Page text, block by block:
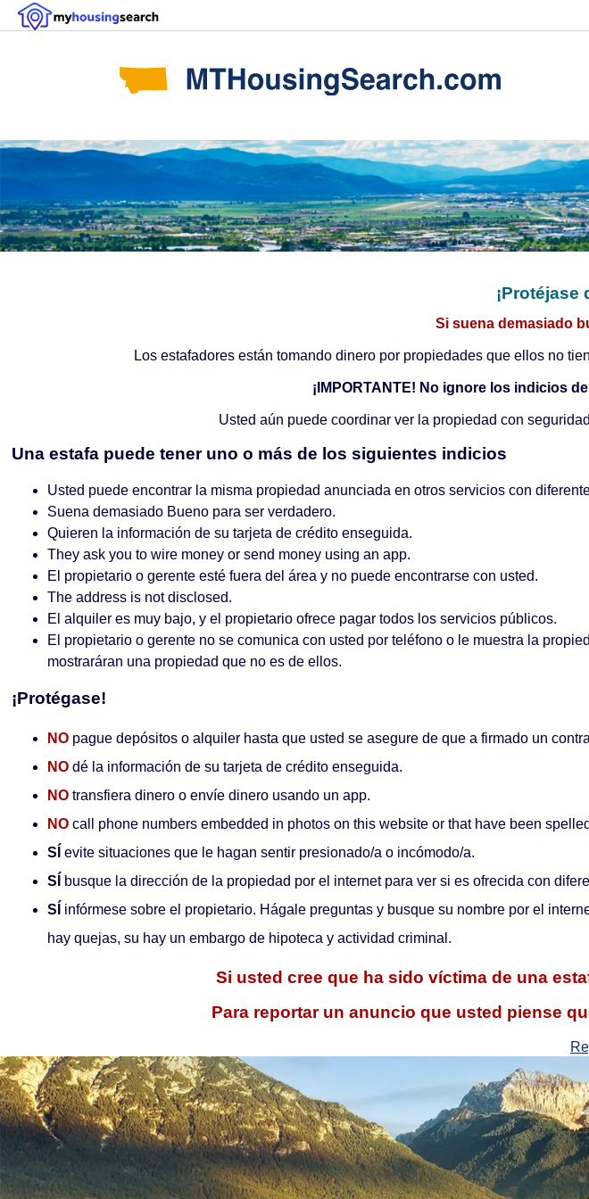
¡Protéjase
Si suena demasiado
Los estafadores están tomando dinero por propiedades que ellos no
¡IMPORTANTE! No ignore los indicios
Usted aún puede coordinar ver la propiedad con
Una estafa puede tener uno o más de los siguientes indicios
Usted puede encontrar la misma propiedad anunciada en otros servicios con
Suena demasiado Bueno para ser verdadero.
Quieren la información de su tarjeta de crédito enseguida.
They ask you to wire money or send money using an app.
El propietario o gerente esté fuera del área y no puede encontrarse con usted.
The address is not disclosed.
El alquiler es muy bajo, y el propietario ofrece pagar todos los servicios públicos.
El propietario o gerente no se comunica con usted por teléfono o le muestra la
mostraráran una propiedad que no es de ellos.
¡Protégase!
NO pague depósitos o alquiler hasta que usted se asegure de que a firmado un
NO dé la información de su tarjeta de crédito enseguida.
NO transfiera dinero o envíe dinero usando un app.
NO call phone numbers embedded in photos on this website or that have been
SÍ evite situaciones que le hagan sentir presionado/a o incómodo/a.
SÍ
busque la dirección de la propiedad por el internet para ver si es ofrecida con
SÍ infórmese sobre el propietario. Hágale preguntas y busque su nombre por el
hay quejas, su hay un embargo de hipoteca y actividad criminal.
Si usted cree que ha sido víctima de una
Para reportar un anuncio que usted piense